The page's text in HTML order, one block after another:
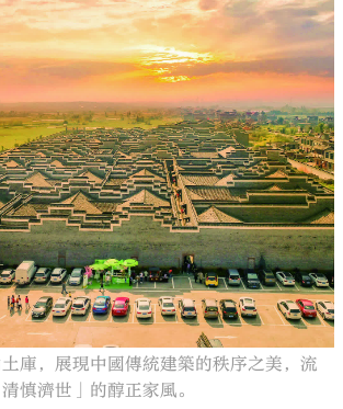
土庫，展現中國傳統建築的秩序之美，流
慎濟世」的醇正家風。